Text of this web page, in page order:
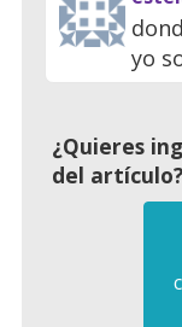
yo
¿Quieres
del artículo?